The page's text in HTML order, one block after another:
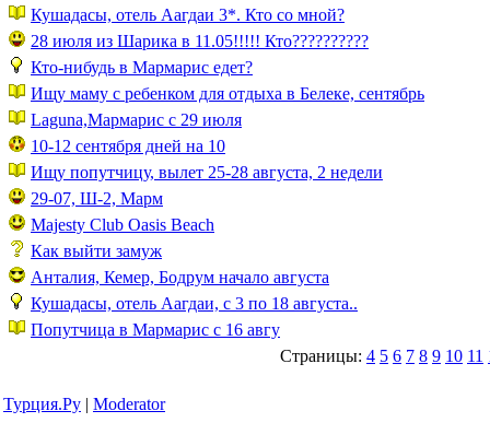
Кушадасы, отель Аагдаи 3*. Кто со мной?
28 июля из Шарика в 11.05!!!!! Кто??????????
Кто-нибудь в Мармарис едет?
Ищу маму с ребенком для отдыха в Белеке, сентябрь
Laguna,Мармарис c 29 июля
10-12 сентября дней на 10
Ищу попутчицу, вылет 25-28 августа, 2 недели
29-07, Ш-2, Марм
Majesty Club Oasis Beach
Как выйти замуж
Анталия, Кемер, Бодрум начало августа
Кушадасы, отель Аагдаи, с 3 по 18 августа..
Попутчица в Мармарис с 16 авгу
Страницы: 4 5 6 7 8 9 10 11
Турция.Ру | Moderator